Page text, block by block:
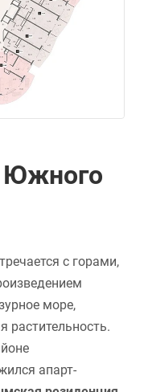
Южного
с горами,
море,
апарт-